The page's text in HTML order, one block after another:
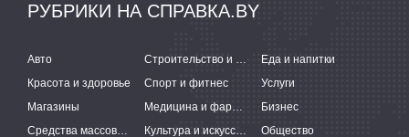
РУБРИКИ НА СПРАВКА.BY
Авто Строительство и ремонт
Еда и напитки
Красота и здоровье
Спорт и фитнес
Услуги
Магазины
Медицина и фармацевтика
Бизнес
Средства массовой информации
Культура и искусство Общество